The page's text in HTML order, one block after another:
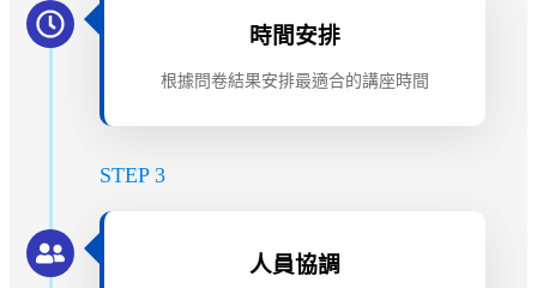
時間安排
根據問卷結果安排最適合的講座時間
STEP 3
人員協調